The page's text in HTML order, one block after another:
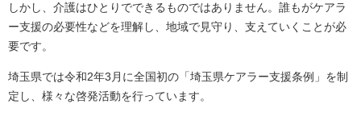
しかし、介護はひとりでできるものではありません。誰もがケアラ
ー支援の必要性などを理解し、地域で見守り、支えていくことが必
要です。
埼玉県では令和2年3月に全国初の「埼玉県ケアラー支援条例」を制
定し、様々な啓発活動を行っています。